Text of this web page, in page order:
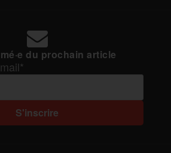
du prochain article